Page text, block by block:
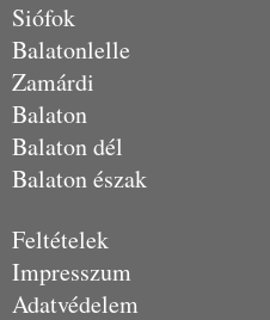
Siófok
Balatonlelle
Zamárdi
Balaton
Balaton dél
Balaton észak
Feltételek
Impresszum
Adatvédelem